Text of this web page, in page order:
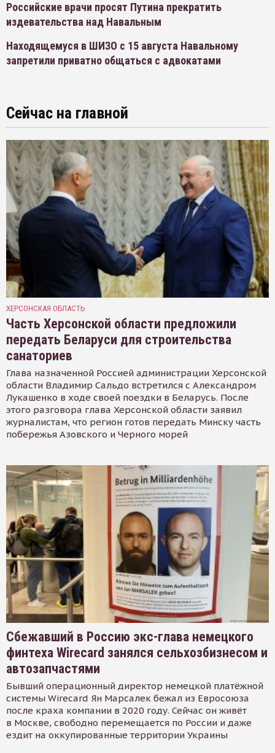
Российские врачи просят Путина прекратить
издевательства над Навальным
Находящемуся в ШИЗО с 15 августа Навальному
запретили приватно общаться с адвокатами
Сейчас на главной
ХЕРСОНСКАЯ ОБЛАСТЬ
Часть Херсонской области предложили
передать Беларуси для строительства
санаториев
Глава назначенной Россией администрации Херсонской
области Владимир Сальдо встретился с Александром
Лукашенко в ходе своей поездки в Беларусь. После
этого разговора глава Херсонской области заявил
журналистам, что регион готов передать Минску часть
побережья Азовского и Черного морей
Сбежавший в Россию экс-глава немецкого
финтеха Wirecard занялся сельхозбизнесом и
автозапчастями
Бывший операционный директор немецкой платёжной
системы Wirecard Ян Марсалек бежал из Евросоюза
после краха компании в 2020 году. Сейчас он живёт
в Москве, свободно перемещается по России и даже
ездит на оккупированные территории Украины